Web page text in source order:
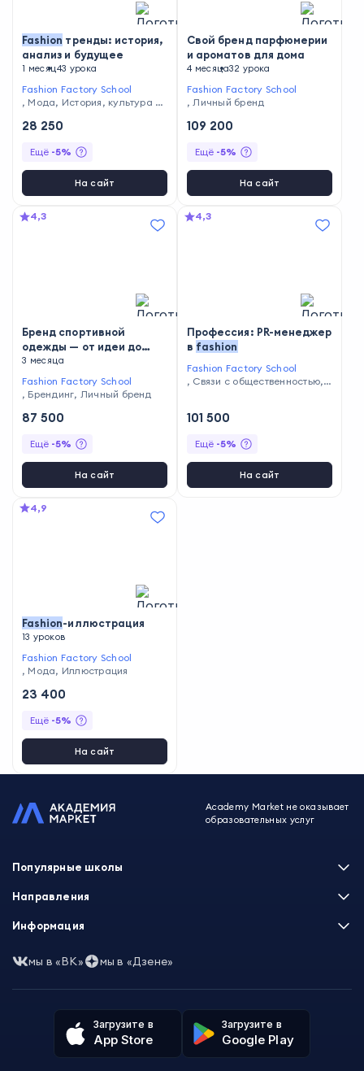
Fashion тренды: история,
анализ и будущее
1 месяц43 урока
Fashion Factory School
, Мода, История, культура и
28 250
Ещё -5%
На сайт
Свой бренд парфюмерии
и ароматов для дома
4 месяца32 урока
Fashion Factory School
,Личный бренд
109 200
Ещё -5%
На сайт
4,3
Бренд спортивной
одежды — от идеи до
продаж
3 месяца
Fashion Factory School
, Брендинг, Личный бренд
87 500
Ещё -5%
На сайт
4,3
Профессия: PR-менеджер
в fashion
Fashion Factory School
, Связи с общественностью,
101 500
Ещё -5%
На сайт
4,9
Fashion-иллюстрация
13 уроков
Fashion Factory School
, Мода, Иллюстрация
23 400
Ещё -5%
На сайт
Academy Market не оказывает
образовательных услуг
Загрузите в
App Store
Загрузите в
Google Play
Популярные школы
Skillbox
XYZ School
Skillfactory
Talentsy
ProductStar
Направления
Программирование
Маркетинг
Аналитика
Другие профессии
Информация
Часто задаваемые вопросы
Пользовательское соглашение
Политика обработки данных
Избранные курсы
Акции и скидки
мы в «ВК» мы в «Дзене»